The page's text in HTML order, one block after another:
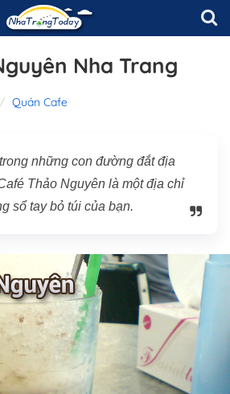
Nha Trang
Quán Cafe
những con đường đắt địa
Thảo Nguyên là một địa chỉ
sổ tay bỏ túi của bạn.